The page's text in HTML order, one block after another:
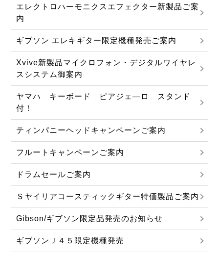
エレクトロハーモニクスエフェクター新製品ご案
内
ギブソン エレキギター限定機種発売ご案内
Xvive新製品マイクロフォン・デジタルワイヤレ
スシステム御案内
ヤマハ キーボード ピアジェ―ロ スタンド
付！
ティンパニーヘッドキャンペーンご案内
フルートキャンペーンご案内
ドラムセールご案内
Ｓヤイリアコースティックギター特価製品ご案内
Gibson/ギブソン限定品発売のお知らせ
ギブソンＪ４５限定機種発売